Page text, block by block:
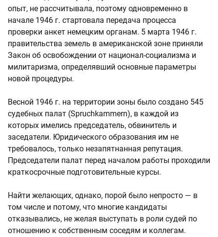
опыт, не рассчитывала, поэтому одновременно в
начале 1946 г. стартовала передача процесса
проверки анкет немецким органам. 5 марта 1946 г.
правительства земель в американской зоне приняли
Закон об освобождении от национал-социализма и
милитаризма, определявший основные параметры
новой процедуры.
Весной 1946 г. на территории зоны было создано 545
судебных палат (Spruchkammern), в каждой из
которых имелись председатель, обвинитель и
заседатели. Юридического образования им не
требовалось, только незапятнанная репутация.
Председатели палат перед началом работы проходили
краткосрочные подготовительные курсы.
Найти желающих, однако, порой было непросто — в
том числе и потому, что многие кандидаты
отказывались, не желая выступать в роли судей по
отношению к собственным соседям и коллегам.